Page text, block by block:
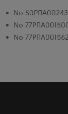
№
№
№